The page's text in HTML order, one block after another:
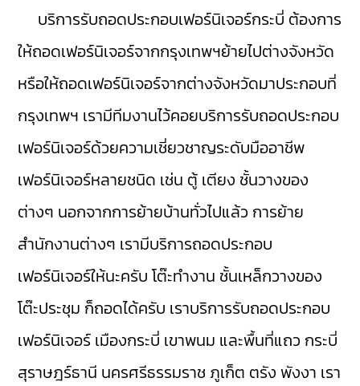
บริการรับถอดประกอบเฟอร์นิเจอร์กระบี่ ต้องการ
ให้ถอดเฟอร์นิเจอร์จากกรุงเทพฯย้ายไปต่างจังหวัด
หรือให้ถอดเฟอร์นิเจอร์จากต่างจังหวัดมาประกอบที่
กรุงเทพฯ เรามีทีมงานไว้คอยบริการรับถอดประกอบ
เฟอร์นิเจอร์ด้วยความเชี่ยวชาญระดับมืออาชีพ
เฟอร์นิเจอร์หลายชนิด เช่น ตู้ เตียง ชั้นวางของ
ต่างๆ นอกจากการย้ายบ้านทั่วไปแล้ว การย้าย
สำนักงานต่างๆ เรามีบริการถอดประกอบ
เฟอร์นิเจอร์ให้นะครับ โต๊ะทำงาน ชั้นเหล็กวางของ
โต๊ะประชุม ก็ถอดได้ครับ เราบริการรับถอดประกอบ
เฟอร์นิเจอร์ เมืองกระบี่ เขาพนม และพื้นที่แถว กระบี่
สุราษฎร์ธานี นครศรีธรรมราช ภูเก็ต ตรัง พังงา เรา